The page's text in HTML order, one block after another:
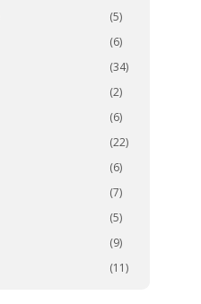
(5)
(6)
(34)
(2)
(6)
(22)
(6)
(7)
(5)
(9)
(11)